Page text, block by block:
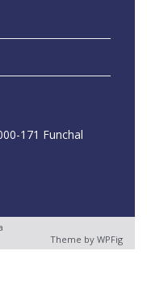
171 Funchal
Theme by WPFig